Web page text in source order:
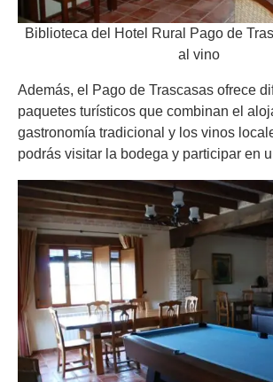
Biblioteca del Hotel Rural Pago de
al vino
Además, el Pago de Trascasas ofrece
paquetes turísticos que combinan el
gastronomía tradicional y los vinos
podrás visitar la bodega y participar en